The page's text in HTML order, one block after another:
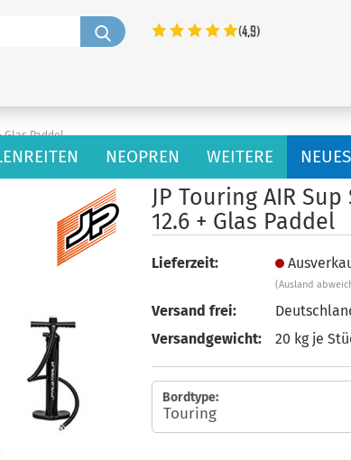
Suchbegriff...
NEOPREN NEUES
WEITERE
Glas Paddel
JP Touring AIR Sup
12.6 + Glas Paddel
Lieferzeit:
(Ausland
Versand frei:
Versandgewicht:
20 kg je
Bordtype: